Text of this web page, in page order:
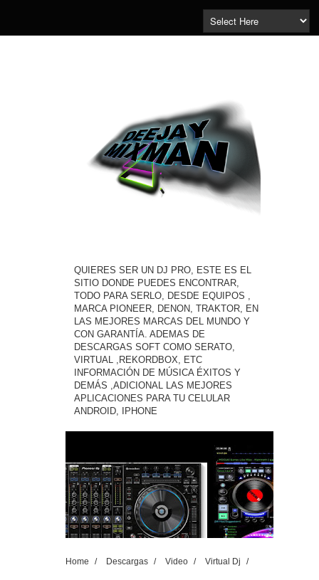
QUIERES SER UN DJ PRO, ESTE ES EL
SITIO DONDE PUEDES ENCONTRAR,
TODO PARA SERLO, DESDE EQUIPOS ,
MARCA PIONEER, DENON, TRAKTOR, EN
LAS MEJORES MARCAS DEL MUNDO Y
CON GARANTÍA. ADEMAS DE
DESCARGAS SOFT COMO SERATO,
VIRTUAL ,REKORDBOX, ETC
INFORMACIÓN DE MÚSICA ÉXITOS Y
DEMÁS ,ADICIONAL LAS MEJORES
APLICACIONES PARA TU CELULAR
ANDROID, IPHONE
Home / Descargas / Video / Virtual Dj
/